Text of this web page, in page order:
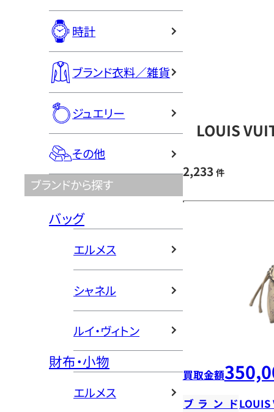
時計
ブランド衣料／雑貨
ジュエリー
その他
ブランドから探す
バッグ
エルメス
シャネル
ルイ・ヴィトン
財布・小物
エルメス
LOUIS
2,233 件
買取金額
ブランドLOUIS